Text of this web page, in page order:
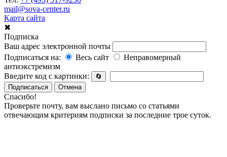
mail@sova-center.ru
Карта сайта
✖
Подписка
Ваш адрес электронной почты
Подписаться на:
Весь сайт
Неправомерный
антиэкстремизм
Введите код с картинки:
🔄
Подписаться
Отмена
Спасибо!
Проверьте почту, вам выслано письмо со статьями
отвечающим критериям подписки за последние трое суток.